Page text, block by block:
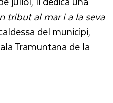
tribut al mar i a la seva
del municipi,
Tramuntana de la